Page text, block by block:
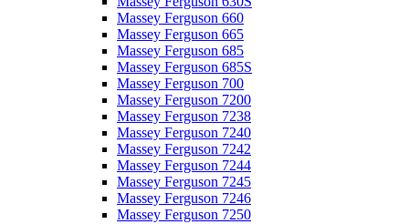
Massey Ferguson 660
Massey Ferguson 665
Massey Ferguson 685
Massey Ferguson 685S
Massey Ferguson 700
Massey Ferguson 7200
Massey Ferguson 7238
Massey Ferguson 7240
Massey Ferguson 7242
Massey Ferguson 7244
Massey Ferguson 7245
Massey Ferguson 7246
Massey Ferguson 7250